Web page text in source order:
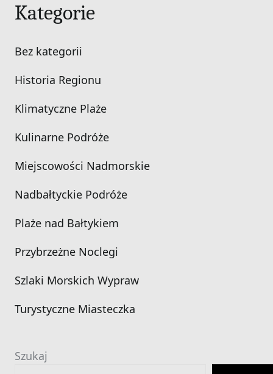
Kategorie
Bez kategorii
Historia Regionu
Klimatyczne Plaże
Kulinarne Podróże
Miejscowości Nadmorskie
Nadbałtyckie Podróże
Plaże nad Bałtykiem
Przybrzeżne Noclegi
Szlaki Morskich Wypraw
Turystyczne Miasteczka
Szukaj